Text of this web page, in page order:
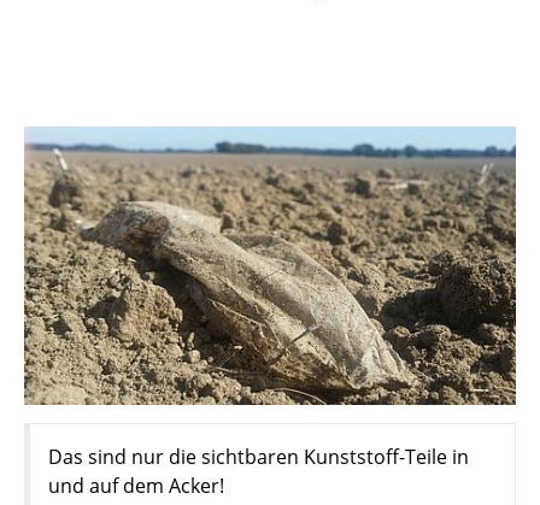
Das sind nur die sichtbaren Kunststoff-Teile in
und auf dem Acker!